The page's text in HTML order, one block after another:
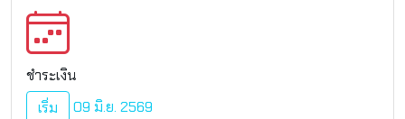
ชำระเงิน
เริ่ม
09 มิ.ย. 2569